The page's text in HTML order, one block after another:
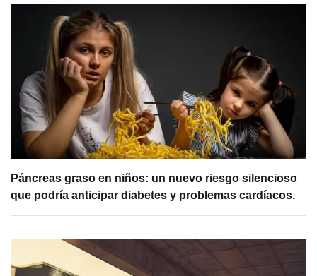
Páncreas graso en niños: un nuevo riesgo silencioso
que podría anticipar diabetes y problemas cardíacos.